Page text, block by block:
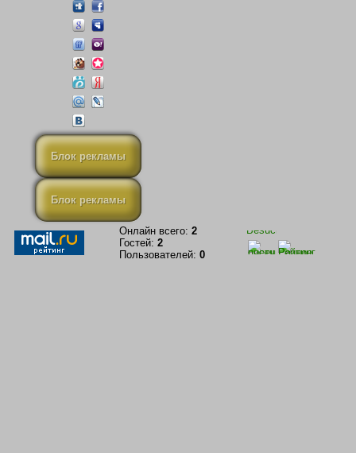
Блок рекламы
Блок рекламы
Онлайн всего: 2
Гостей: 2
Пользователей: 0